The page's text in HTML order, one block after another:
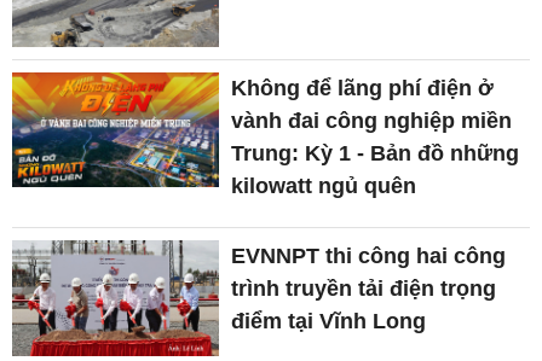
Không để lãng phí điện ở
vành đai công nghiệp miền
Trung: Kỳ 1 - Bản đồ những
kilowatt ngủ quên
EVNNPT thi công hai công
trình truyền tải điện trọng
điểm tại Vĩnh Long